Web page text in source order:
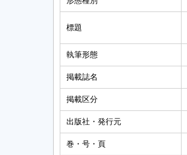
標題
執筆形態
掲載誌名
掲載区分
出版社・発行元
巻・号・頁